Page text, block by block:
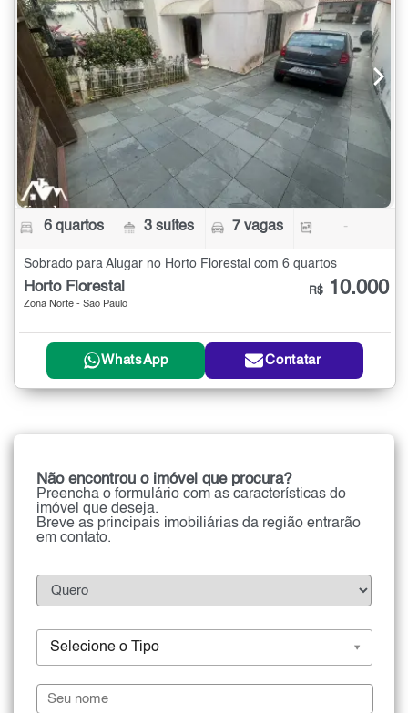
6 quartos 3 suítes 7 vagas -
Sobrado para Alugar no Horto Florestal com 6 quartos
Horto Florestal
Zona Norte - São Paulo
R$ 10.000
WhatsApp Contatar
Não encontrou o imóvel que procura?
Preencha o formulário com as características do
imóvel que deseja.
Breve as principais imobiliárias da região entrarão
em contato.
Selecione o Tipo